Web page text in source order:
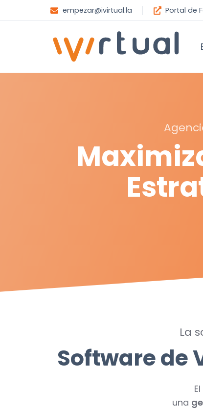
empezar@ivirtual.la Portal de
La
Software de
una